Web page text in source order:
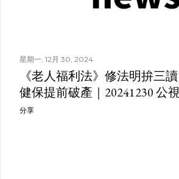
星期一, 12月 30, 2024
《老人福利法》修法明拚三
健保提前破產｜20241230 公
分享